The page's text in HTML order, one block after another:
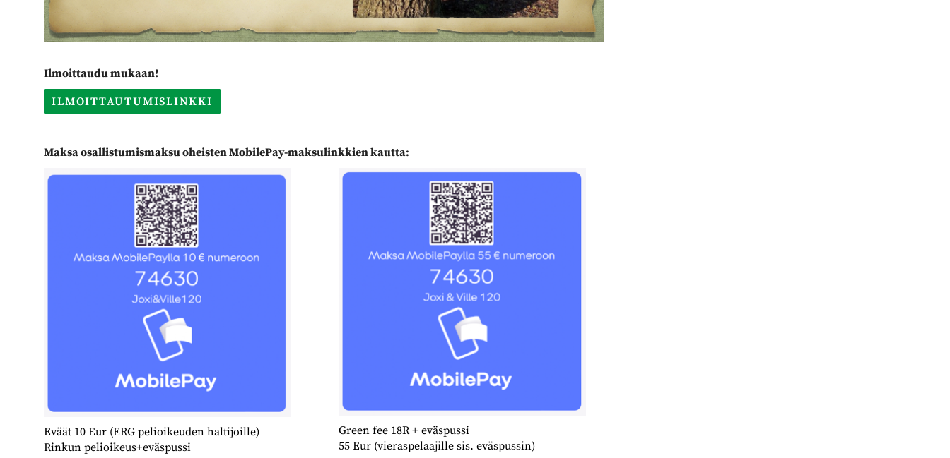
Ilmoittaudu mukaan!
ILMOITTAUTUMISLINKKI
Maksa osallistumismaksu oheisten MobilePay-maksulinkkien kautta:
Eväät 10 Eur (ERG pelioikeuden haltijoille)
Rinkun pelioikeus+eväspussi
Green fee 18R + eväspussi
55 Eur (vieraspelaajille sis. eväspussin)